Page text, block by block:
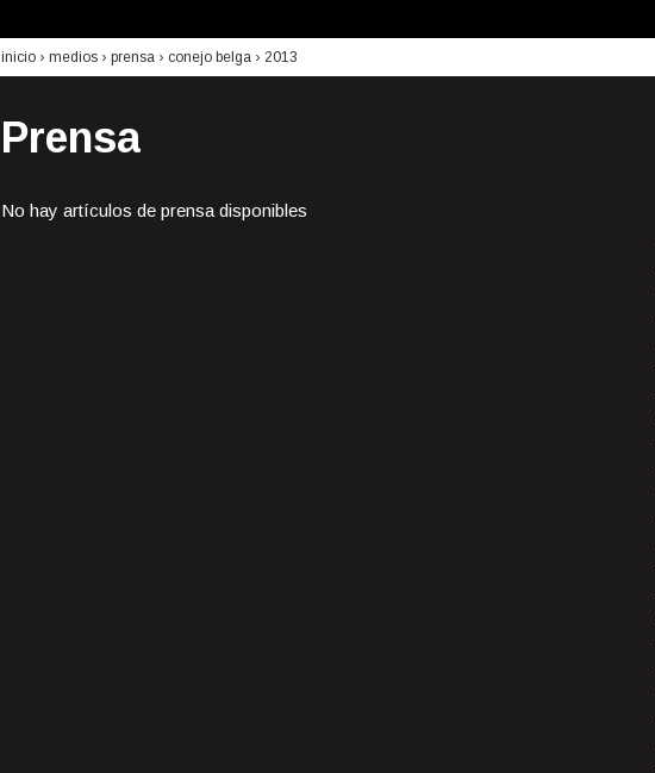
inicio › medios › prensa › conejo belga › 2013
Prensa
No hay artículos de prensa disponibles